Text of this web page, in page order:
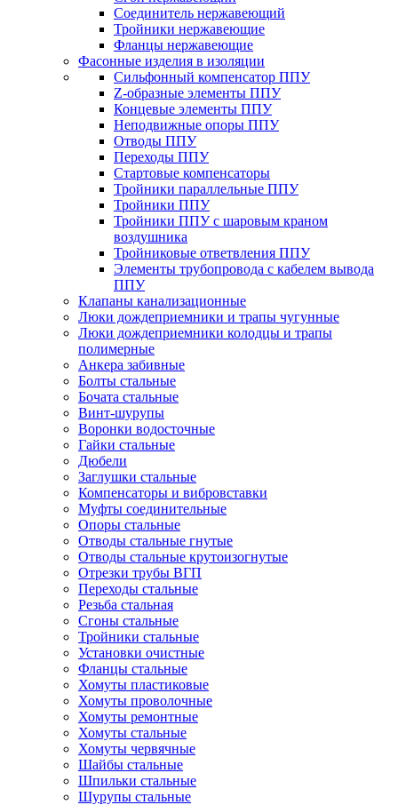
Соединитель нержавеющий
Тройники нержавеющие
Фланцы нержавеющие
Фасонные изделия в изоляции
Cильфонный компенсатор ППУ
Z-образные элементы ППУ
Концевые элементы ППУ
Неподвижные опоры ППУ
Отводы ППУ
Переходы ППУ
Стартовые компенсаторы
Тройники параллельные ППУ
Тройники ППУ
Тройники ППУ с шаровым краном
воздушника
Тройниковые ответвления ППУ
Элементы трубопровода с кабелем вывода
ППУ
Клапаны канализационные
Люки дождеприемники и трапы чугунные
Люки дождеприемники колодцы и трапы
полимерные
Анкера забивные
Болты стальные
Бочата стальные
Винт-шурупы
Воронки водосточные
Гайки стальные
Дюбели
Заглушки стальные
Компенсаторы и вибровставки
Муфты соединительные
Опоры стальные
Отводы стальные гнутые
Отводы стальные крутоизогнутые
Отрезки трубы ВГП
Переходы стальные
Резьба стальная
Сгоны стальные
Тройники стальные
Установки очистные
Фланцы стальные
Хомуты пластиковые
Хомуты проволочные
Хомуты ремонтные
Хомуты стальные
Хомуты червячные
Шайбы стальные
Шпильки стальные
Шурупы стальные